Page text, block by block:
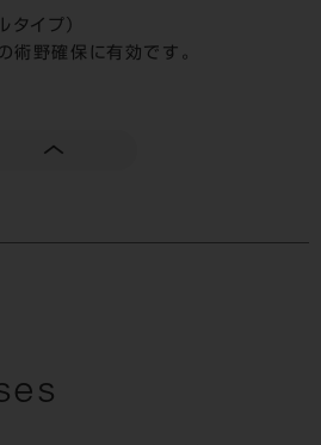
タイプ）
術野確保に有効です。